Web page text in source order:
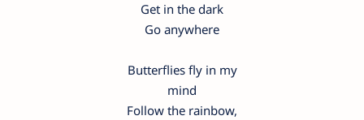
Get in the dark
Go anywhere
Butterflies fly in my
mind
Follow the rainbow,